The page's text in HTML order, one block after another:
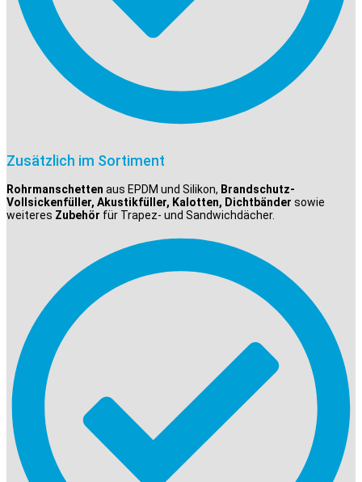
Zusätzlich im Sortiment
Rohrmanschetten aus EPDM und Silikon, Brandschutz-
Vollsickenfüller, Akustikfüller, Kalotten, Dichtbänder sowie
weiteres Zubehör für Trapez- und Sandwichdächer.